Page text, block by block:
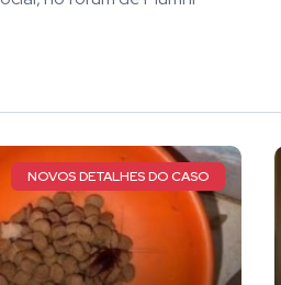
QUERIDA MARIA LUIZA DE FARIA